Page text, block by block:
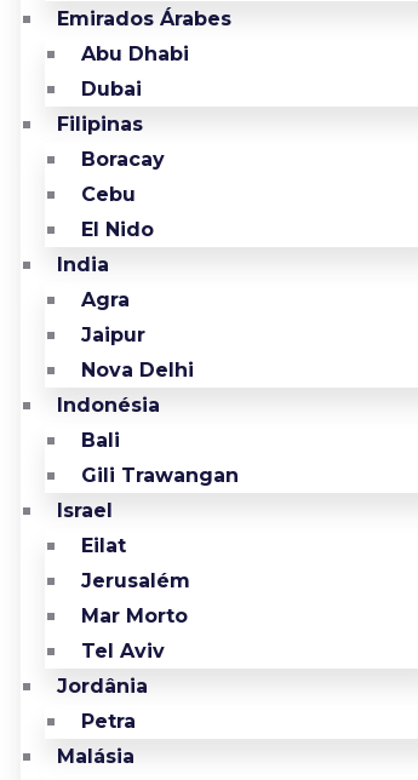
Emirados Árabes
Abu Dhabi
Dubai
Filipinas
Boracay
Cebu
El Nido
India
Agra
Jaipur
Nova Delhi
Indonésia
Bali
Gili Trawangan
Israel
Eilat
Jerusalém
Mar Morto
Tel Aviv
Jordânia
Petra
Malásia